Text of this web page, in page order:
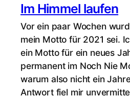
Im Himmel laufen
Vor ein paar Wochen
mein Motto für 2021 sei.
ein Motto für ein neues
permanent im Noch Nie
warum also nicht ein
Antwort fiel mir